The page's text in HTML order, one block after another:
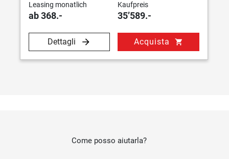
Leasing monatlich
ab 368.-
Kaufpreis
35’589.-
Dettagli Acquista shopping_cart
Come posso aiutarla?